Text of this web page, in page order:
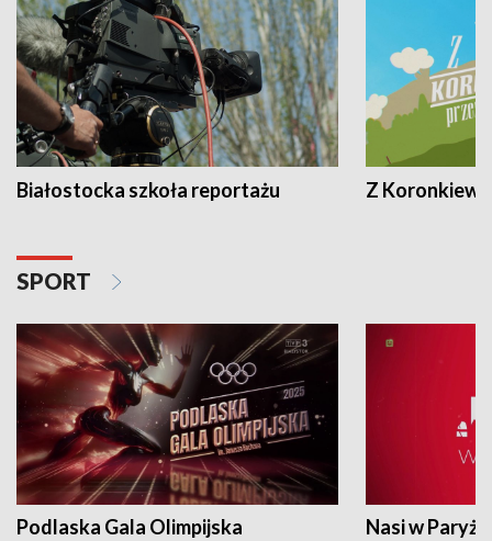
Białostocka szkoła reportażu Z
SPORT
Podlaska Gala Olimpijska Nasi w Paryżu